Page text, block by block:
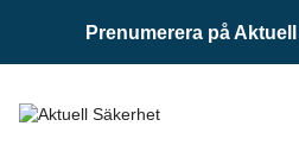
Prenumerera på